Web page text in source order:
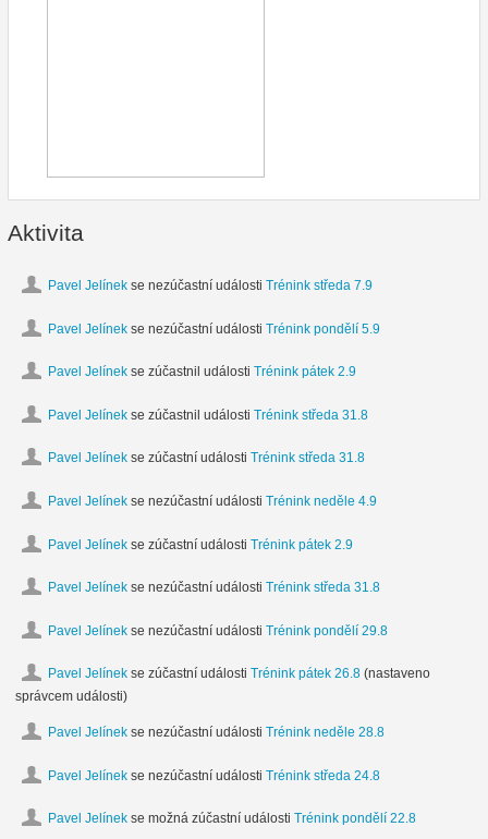
Aktivita
Pavel Jelínek se nezúčastní události Trénink středa 7.9
Pavel Jelínek se nezúčastní události Trénink pondělí 5.9
Pavel Jelínek se zúčastnil události Trénink pátek 2.9
Pavel Jelínek se zúčastnil události Trénink středa 31.8
Pavel Jelínek se zúčastní události Trénink středa 31.8
Pavel Jelínek se nezúčastní události Trénink neděle 4.9
Pavel Jelínek se zúčastní události Trénink pátek 2.9
Pavel Jelínek se nezúčastní události Trénink středa 31.8
Pavel Jelínek se nezúčastní události Trénink pondělí 29.8
Pavel Jelínek se zúčastní události Trénink pátek 26.8 (nastaveno
správcem události)
Pavel Jelínek se nezúčastní události Trénink neděle 28.8
Pavel Jelínek se nezúčastní události Trénink středa 24.8
Pavel Jelínek se možná zúčastní události Trénink pondělí 22.8